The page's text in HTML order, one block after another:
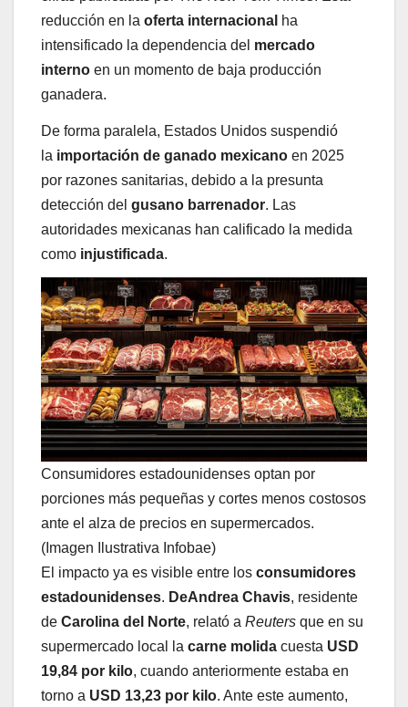
reducción en la oferta internacional ha
intensificado la dependencia del mercado
interno en un momento de baja producción
ganadera.
De forma paralela, Estados Unidos suspendió
la importación de ganado mexicano en 2025
por razones sanitarias, debido a la presunta
detección del gusano barrenador. Las
autoridades mexicanas han calificado la medida
como injustificada.
Consumidores estadounidenses optan por
porciones más pequeñas y cortes menos costosos
ante el alza de precios en supermercados.
(Imagen Ilustrativa Infobae)
El impacto ya es visible entre los consumidores
estadounidenses. DeAndrea Chavis, residente
de Carolina del Norte, relató a Reuters que en su
supermercado local la carne molida cuesta USD
19,84 por kilo, cuando anteriormente estaba en
torno a USD 13,23 por kilo. Ante este aumento,